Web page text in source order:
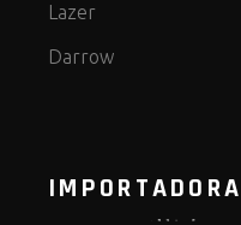
Lazer
Darrow